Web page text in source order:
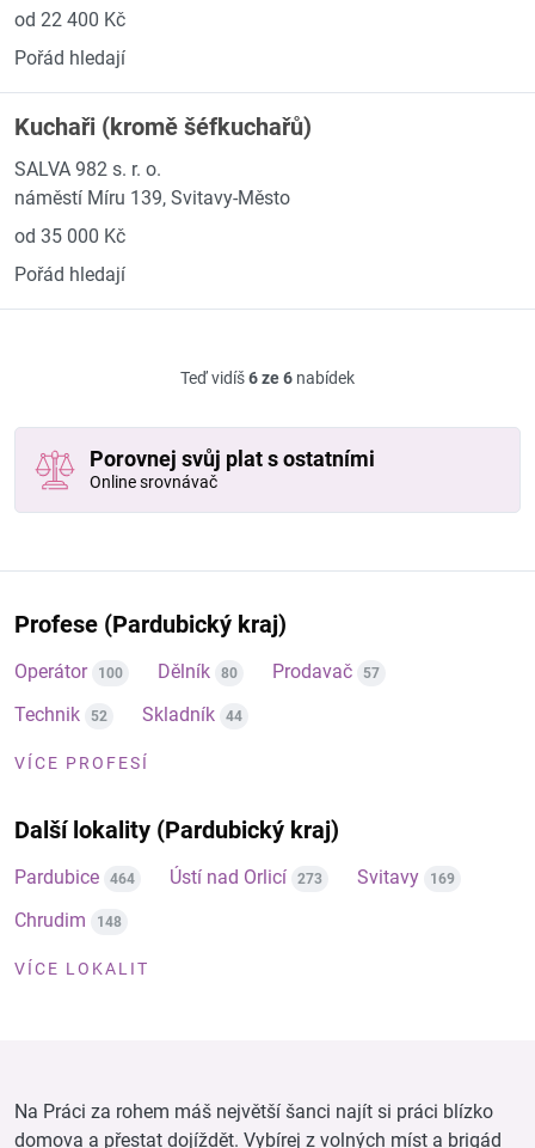
od 22 400 Kč
Pořád hledají
Kuchaři (kromě šéfkuchařů)
SALVA 982 s. r. o.
náměstí Míru 139, Svitavy-Město
od 35 000 Kč
Pořád hledají
Teď vidíš6 ze 6 nabídek
Porovnej svůj plat s ostatními
Online srovnávač
Profese (Pardubický kraj)
Operátor 100 Dělník 80 Prodavač 57
Technik 52 Skladník 44
VÍCE PROFESÍ
Další lokality (Pardubický kraj)
Pardubice 464 Ústí nad Orlicí 273 Svitavy 169
Chrudim 148
VÍCE LOKALIT
Na Práci za rohem máš největší šanci najít si práci blízko
domova a přestat dojíždět. Vybírej z volných míst a brigád